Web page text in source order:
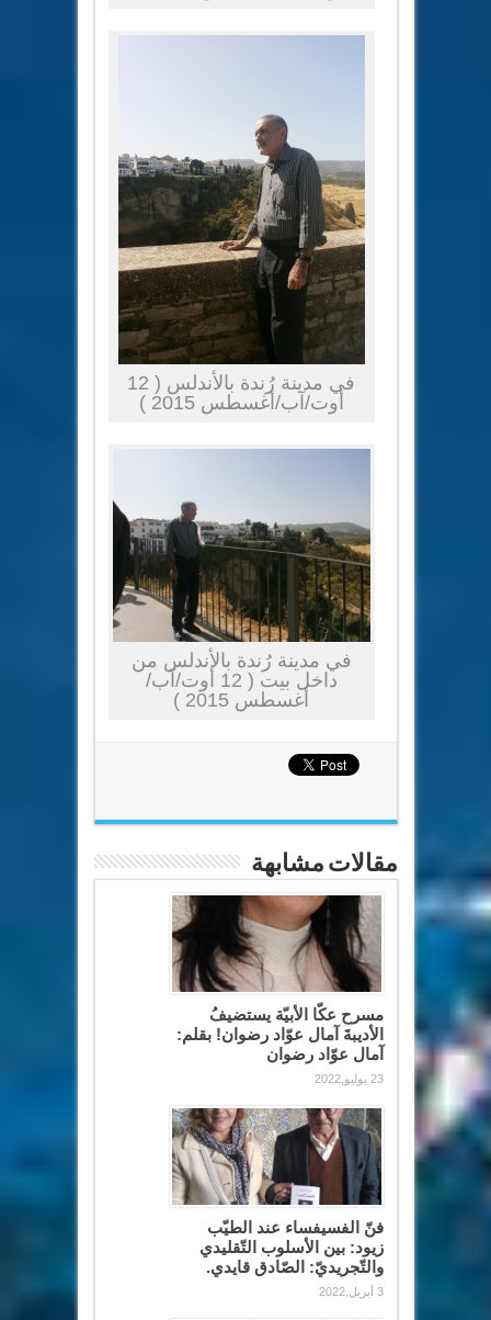
في مدينة رُندة بالأندلس ( 12
أوت/آب/أغسطس 2015 )
في مدينة رُندة بالأندلس من
داخل بيت ( 12 أوت/آب/
أغسطس 2015 )
مقالات مشابهة
مسرح عكّا الأبيّة يستضيفُ
الأديبةَ آمال عوّاد رضوان! بقلم:
آمال عوّاد رضوان
23 يوليو,2022
فنّ الفسيفساء عند الطيّب
زيود: بين الأسلوب التّقليدي
والتّجريديّ: الصّادق قايدي.
3 أبريل,2022